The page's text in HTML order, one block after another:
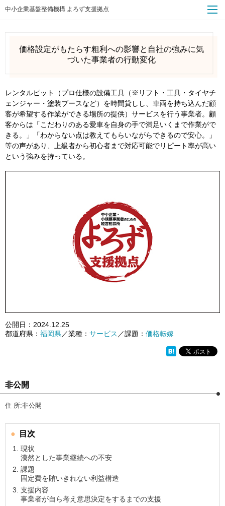
中小企業基盤整備機構 よろず支援拠点
価格設定がもたらす粗利への影響と自社の強みに気
づいた事業者の行動変化
レンタルピット（プロ仕様の設備工具（※リフト・工具・タイヤチ
ェンジャー・塗装ブースなど）を時間貸しし、車両を持ち込んだ顧
客が希望する作業ができる場所の提供）サービスを行う事業者。顧
客からは「こだわりのある愛車を自身の手で満足いくまで作業がで
きる。」「わからない点は教えてもらいながらできるので安心。」
等の声があり、上級者から初心者まで対応可能でリピート率が高い
という強みを持っている。
公開日： 2024.12.25
都道府県： 福岡県／業種： サービス ／課題： 価格転嫁
非公開
住 所:非公開
目次
現状
漠然とした事業継続への不安
課題
固定費を賄いきれない利益構造
支援内容
事業者が自ら考え意思決定をするまでの支援